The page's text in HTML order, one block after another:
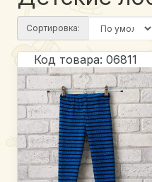
Сортировка:
Код товара: 06811